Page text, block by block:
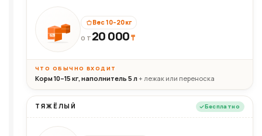
20кг
Вес 10–20 кг
ОТ 20 000₸
ЧТО ОБЫЧНО ВХОДИТ
Корм 10–15 кг, наполнитель 5 л+ лежак или переноска
ТЯЖЁЛЫЙ Бесплатно